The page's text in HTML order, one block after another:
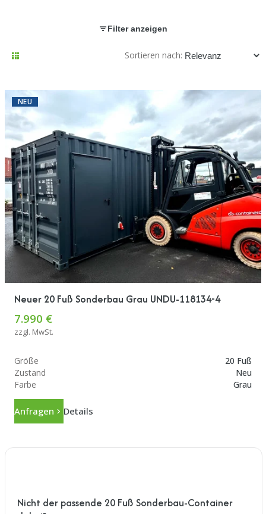
Filter anzeigen
Sortieren nach:
NEU
Neuer 20 Fuß Sonderbau Grau UNDU-118134-4
7.990 €
zzgl. MwSt.
Größe
20 Fuß
Zustand
Neu
Farbe
Grau
Anfragen Details
Nicht der passende 20 Fuß Sonderbau-Container